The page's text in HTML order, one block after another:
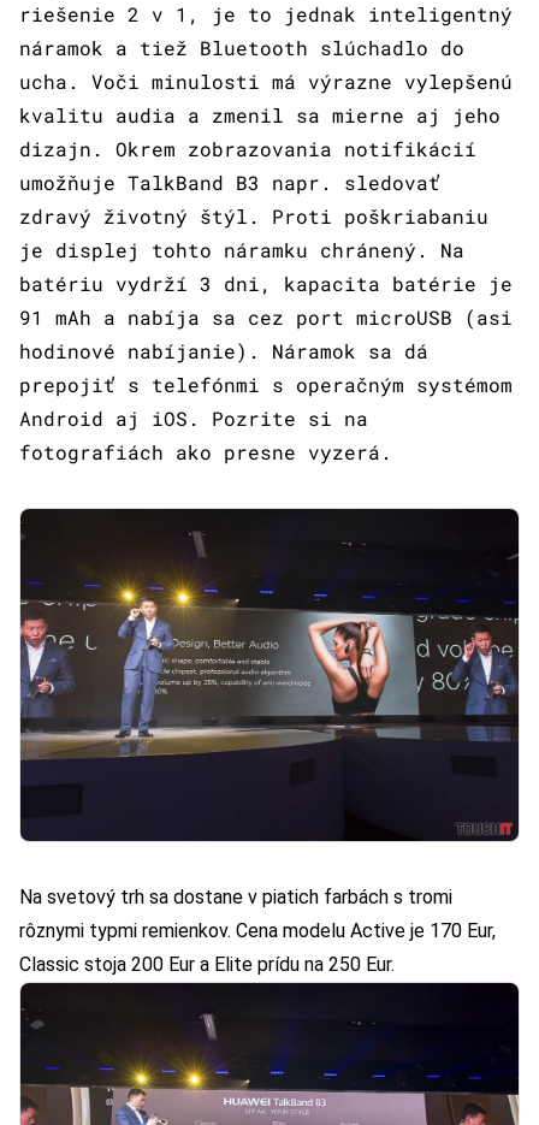
riešenie 2 v 1, je to jednak inteligentný
náramok a tiež Bluetooth slúchadlo do
ucha. Voči minulosti má výrazne vylepšenú
kvalitu audia a zmenil sa mierne aj jeho
dizajn. Okrem zobrazovania notifikácií
umožňuje TalkBand B3 napr. sledovať
zdravý životný štýl. Proti poškriabaniu
je displej tohto náramku chránený. Na
batériu vydrží 3 dni, kapacita batérie je
91 mAh a nabíja sa cez port microUSB (asi
hodinové nabíjanie). Náramok sa dá
prepojiť s telefónmi s operačným systémom
Android aj iOS. Pozrite si na
fotografiách ako presne vyzerá.
Na svetový trh sa dostane v piatich farbách s tromi
rôznymi typmi remienkov. Cena modelu Active je 170 Eur,
Classic stoja 200 Eur a Elite prídu na 250 Eur.